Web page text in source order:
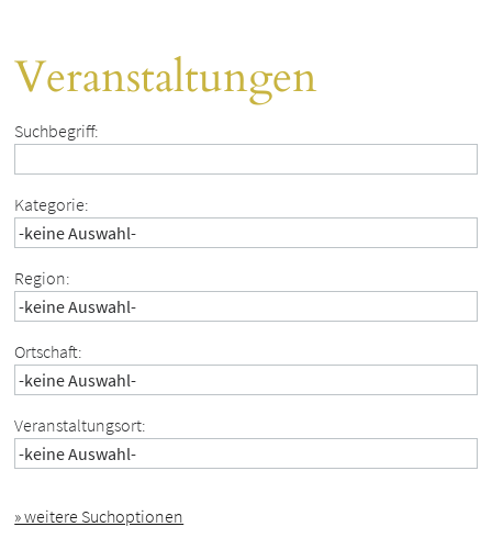
Veranstaltungen
Suchbegriff:
Kategorie:
Region:
Ortschaft:
Veranstaltungsort:
» weitere Suchoptionen